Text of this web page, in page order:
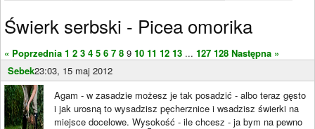
Świerk serbski - Picea omorika
« Poprzednia 1 2 3 4 5 6 7 8 9 10 11 12 13 ... 127 128 Następna »
Sebek23:03, 15 maj 2012
Agam - w zasadzie możesz je tak posadzić - albo teraz gęsto
i jak urosną to wysadzisz pęcherznice i wsadzisz świerki na
miejsce docelowe. Wysokość - ile chcesz - ja bym na pewno